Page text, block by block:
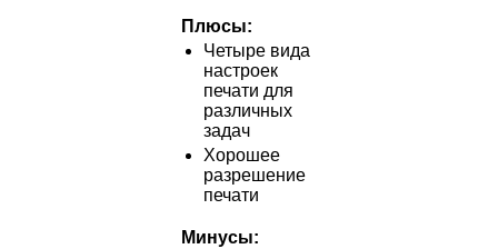
Плюсы:
Четыре вида
настроек
печати для
различных
задач
Хорошее
разрешение
печати
Минусы: